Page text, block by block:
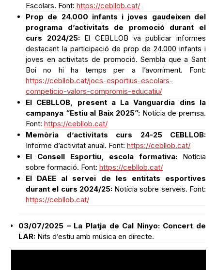
Escolars. Font: https://cebllob.cat/
Prop de 24.000 infants i joves gaudeixen del
programa d’activitats de promoció durant el
curs 2024/25:El CEBLLOB va publicar informes
destacant la participació de prop de 24.000 infants i
joves en activitats de promoció. Sembla que a Sant
Boi no hi ha temps per a l’avorriment. Font:
https://cebllob.cat/jocs-esportius-escolars-
competicio-valors-compromis-educatiu/
El CEBLLOB, present a La Vanguardia dins la
campanya “Estiu al Baix 2025”:Notícia de premsa.
Font: https://cebllob.cat/
Memòria d’activitats curs 24-25 CEBLLOB:
Informe d’activitat anual. Font: https://cebllob.cat/
El Consell Esportiu, escola formativa: Notícia
sobre formació. Font: https://cebllob.cat/
El DAEE al servei de les entitats esportives
durant el curs 2024/25:Notícia sobre serveis. Font:
https://cebllob.cat/
03/07/2025 – La Platja de Cal Ninyo: Concert de
LAR: Nits d’estiu amb música en directe.